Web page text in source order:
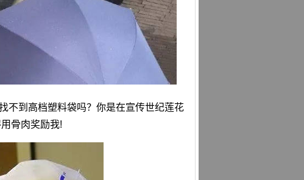
不到高档塑料袋吗？你是在宣传世纪莲花
骨肉奖励我!